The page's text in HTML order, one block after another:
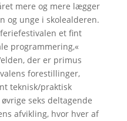
mere og mere lægger
og unge i skolealderen.
et fint
programmering,«
der er primus
forestillinger,
teknisk/praktisk
seks deltagende
afvikling, hvor hver af